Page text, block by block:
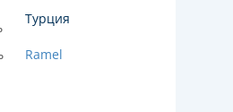
Турция
Ramel